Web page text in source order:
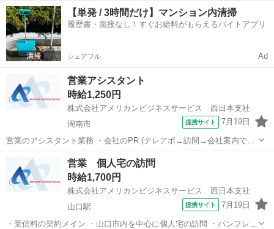
は、契約書記載の依頼をします♪ ◆最初は研修を受け、先輩と同行、
慣れてきたら1人で市内を移動していただきます☆ ◆詳細は面談に
て！ どんな内容でもお気軽に、ご相談下...
山口 山口市 山口駅 営業
【単発 / 3時間だけ】マンション内清掃
履歴書・面接なし！すぐお給料がもらえるバイトアプリ
シェアフル Ad
営業アシスタント
時給1,250円
株式会社アメリカンビジネスサービス 西日本支社
周南市
提携サイト 7月19日
営業のアシスタント業務 ・会社のPR (テレアポ→訪問→会社案内で
OK) ・登録面接手続きなど (研修期間でしっかりお教えます！) ・入退
社手続きなどなど (派遣スタッフの方のサポート) 派遣社員 社会保険完
備 ※条件を...
営業
営業 個人宅の訪問
時給1,700円
株式会社アメリカンビジネスサービス 西日本支社
山口駅
提携サイト 7月19日
・受信料の契約メイン ・山口市内を中心に個人宅の訪問 ・パンフレッ